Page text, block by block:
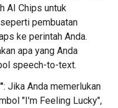
AI Chips untuk
pembuatan
ke perintah Anda.
apa yang Anda
speech-to-text.
: Jika Anda memerlukan
"I'm Feeling Lucky",